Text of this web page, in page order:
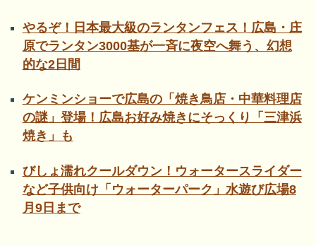
やるぞ！日本最大級のランタンフェス！広島・庄
原でランタン3000基が一斉に夜空へ舞う、幻想
的な2日間
ケンミンショーで広島の「焼き鳥店・中華料理店
の謎」登場！広島お好み焼きにそっくり「三津浜
焼き」も
びしょ濡れクールダウン！ウォータースライダー
など子供向け「ウォーターパーク」水遊び広場8
月9日まで